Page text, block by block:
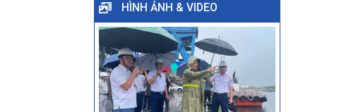
HÌNH ẢNH & VIDEO